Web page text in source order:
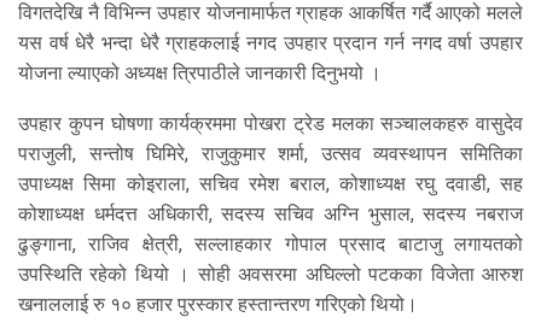
विगतदेखि नै विभिन्न उपहार योजनामार्फत ग्राहक आकर्षित गर्दै आएको मलले
यस वर्ष धेरै भन्दा धेरै ग्राहकलाई नगद उपहार प्रदान गर्न नगद वर्षा उपहार
योजना ल्याएको अध्यक्ष त्रिपाठीले जानकारी दिनुभयो ।
उपहार कुपन घोषणा कार्यक्रममा पोखरा ट्रेड मलका सञ्चालकहरु वासुदेव
पराजुली, सन्तोष घिमिरे, राजुकुमार शर्मा, उत्सव व्यवस्थापन समितिका
उपाध्यक्ष सिमा कोइराला, सचिव रमेश बराल, कोशाध्यक्ष रघु दवाडी, सह
कोशाध्यक्ष धर्मदत्त अधिकारी, सदस्य सचिव अग्नि भुसाल, सदस्य नबराज
ढुङ्गाना, राजिव क्षेत्री, सल्लाहकार गोपाल प्रसाद बाटाजु लगायतको
उपस्थिति रहेको थियो । सोही अवसरमा अघिल्लो पटकका विजेता आरुश
खनाललाई रु १० हजार पुरस्कार हस्तान्तरण गरिएको थियो।